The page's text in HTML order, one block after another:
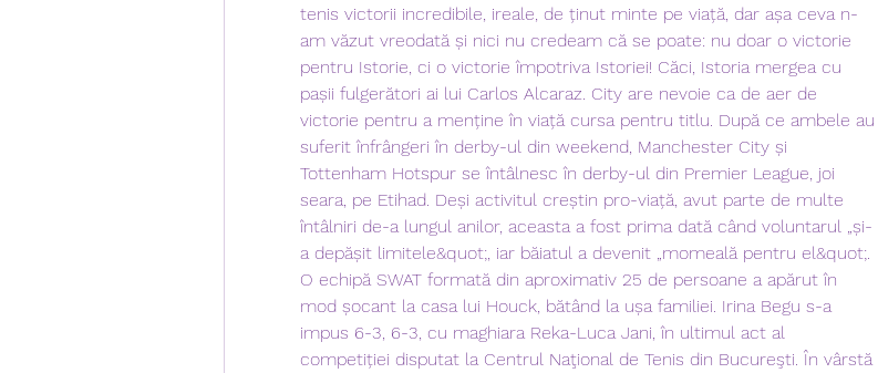
tenis victorii incredibile, ireale, de ținut minte pe viață, dar așa ceva n-
am văzut vreodată și nici nu credeam că se poate: nu doar o victorie
pentru Istorie, ci o victorie împotriva Istoriei! Căci, Istoria mergea cu
pașii fulgerători ai lui Carlos Alcaraz. City are nevoie ca de aer de
victorie pentru a menține în viață cursa pentru titlu. După ce ambele au
suferit înfrângeri în derby-ul din weekend, Manchester City și
Tottenham Hotspur se întâlnesc în derby-ul din Premier League, joi
seara, pe Etihad. Deși activitul creștin pro-viață, avut parte de multe
întâlniri de-a lungul anilor, aceasta a fost prima dată când voluntarul „și-
a depășit limitele&quot;, iar băiatul a devenit „momeală pentru el&quot;.
O echipă SWAT formată din aproximativ 25 de persoane a apărut în
mod șocant la casa lui Houck, bătând la ușa familiei. Irina Begu s-a
impus 6-3, 6-3, cu maghiara Reka-Luca Jani, în ultimul act al
competiției disputat la Centrul Naţional de Tenis din Bucureşti. În vârstă